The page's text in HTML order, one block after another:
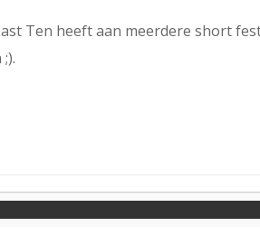
Ten heeft aan meerdere short